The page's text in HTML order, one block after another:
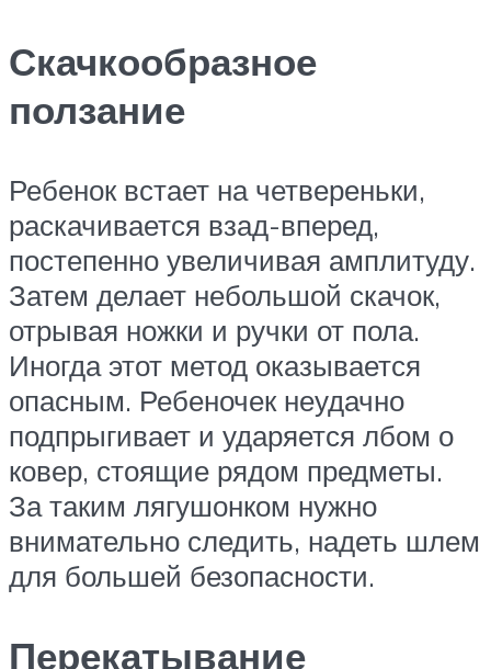
Скачкообразное
ползание
Ребенок встает на четвереньки,
раскачивается взад-вперед,
постепенно увеличивая амплитуду.
Затем делает небольшой скачок,
отрывая ножки и ручки от пола.
Иногда этот метод оказывается
опасным. Ребеночек неудачно
подпрыгивает и ударяется лбом о
ковер, стоящие рядом предметы.
За таким лягушонком нужно
внимательно следить, надеть шлем
для большей безопасности.
Перекатывание